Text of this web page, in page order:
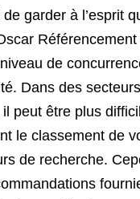
garder à l’esprit
de
Dans des
peut être plus
le classement de
de recherche.